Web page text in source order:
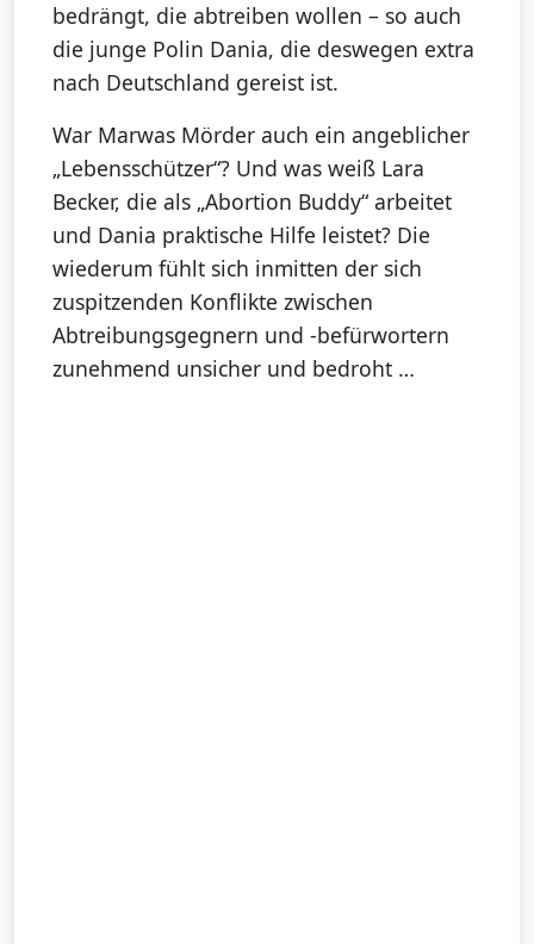
bedrängt, die abtreiben wollen – so auch
die junge Polin Dania, die deswegen extra
nach Deutschland gereist ist.
War Marwas Mörder auch ein angeblicher
„Lebensschützer“? Und was weiß Lara
Becker, die als „Abortion Buddy“ arbeitet
und Dania praktische Hilfe leistet? Die
wiederum fühlt sich inmitten der sich
zuspitzenden Konflikte zwischen
Abtreibungsgegnern und -befürwortern
zunehmend unsicher und bedroht …